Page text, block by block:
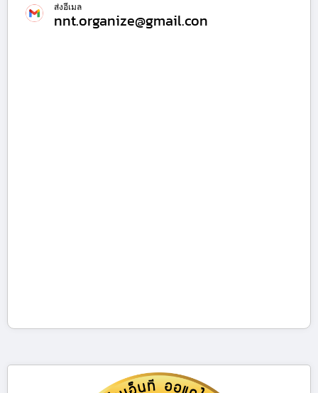
ส่งอีเมล
nnt.organize@gmail.con